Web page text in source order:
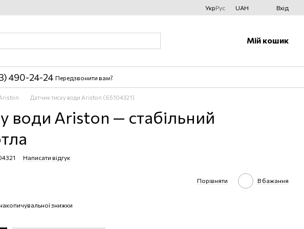
УкрРус UAH Вхід
Мій кошик
490-24-24 Передзвонити вам?
Датчик тиску води Ariston (65104321)
води Ariston — стабільний
Написати відгук
Порівняти В бажання
знижки